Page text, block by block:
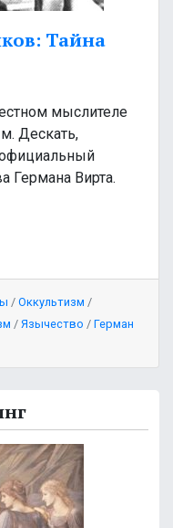
Тайна
мыслителе
Дескать,
Германа Вирта.
/ Оккультизм /
/ Язычество / Герман